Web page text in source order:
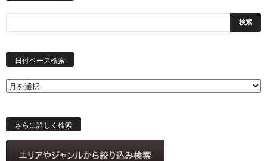
日付ベース検索
索
さらに詳しく検索